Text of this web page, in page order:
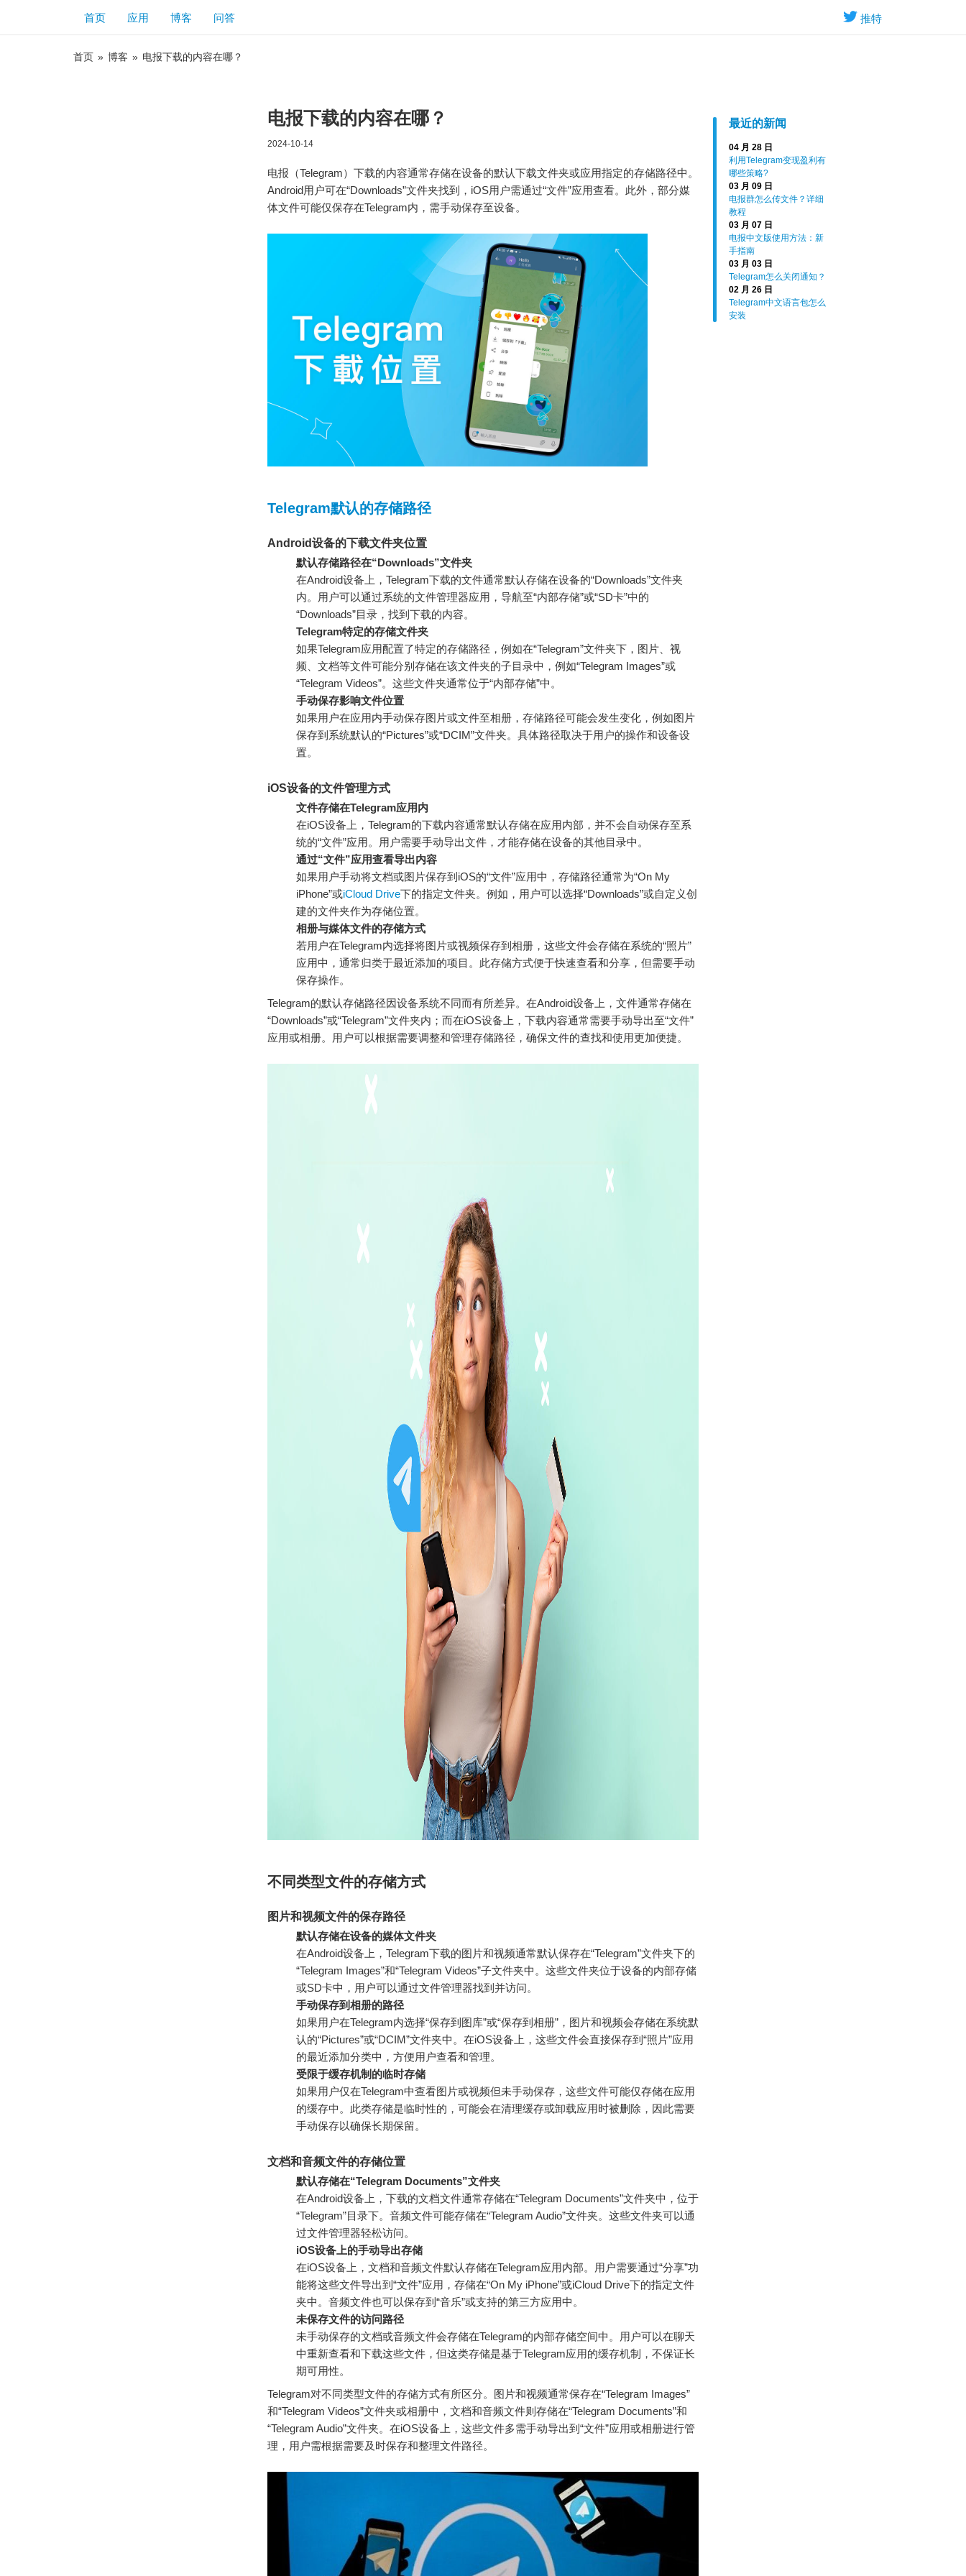
推特
首页 应用 博客 问答
首页 » 博客 » 电报下载的内容在哪？
最近的新闻
04 月 28 日
利用Telegram变现盈利有
哪些策略?
03 月 09 日
电报群怎么传文件？详细
教程
03 月 07 日
电报中文版使用方法：新
手指南
03 月 03 日
Telegram怎么关闭通知？
02 月 26 日
Telegram中文语言包怎么
安装
电报下载的内容在哪？
2024-10-14
电报（Telegram）下载的内容通常存储在设备的默认下载文件夹或应用指定的存储路径中。
Android用户可在“Downloads”文件夹找到，iOS用户需通过“文件”应用查看。此外，部分媒
体文件可能仅保存在Telegram内，需手动保存至设备。
Telegram默认的存储路径
Android设备的下载文件夹位置
默认存储路径在“Downloads”文件夹
在Android设备上，Telegram下载的文件通常默认存储在设备的“Downloads”文件夹
内。用户可以通过系统的文件管理器应用，导航至“内部存储”或“SD卡”中的
“Downloads”目录，找到下载的内容。
Telegram特定的存储文件夹
如果Telegram应用配置了特定的存储路径，例如在“Telegram”文件夹下，图片、视
频、文档等文件可能分别存储在该文件夹的子目录中，例如“Telegram Images”或
“Telegram Videos”。这些文件夹通常位于“内部存储”中。
手动保存影响文件位置
如果用户在应用内手动保存图片或文件至相册，存储路径可能会发生变化，例如图片
保存到系统默认的“Pictures”或“DCIM”文件夹。具体路径取决于用户的操作和设备设
置。
iOS设备的文件管理方式
文件存储在Telegram应用内
在iOS设备上，Telegram的下载内容通常默认存储在应用内部，并不会自动保存至系
统的“文件”应用。用户需要手动导出文件，才能存储在设备的其他目录中。
通过“文件”应用查看导出内容
如果用户手动将文档或图片保存到iOS的“文件”应用中，存储路径通常为“On My
iPhone”或iCloud Drive下的指定文件夹。例如，用户可以选择“Downloads”或自定义创
建的文件夹作为存储位置。
相册与媒体文件的存储方式
若用户在Telegram内选择将图片或视频保存到相册，这些文件会存储在系统的“照片”
应用中，通常归类于最近添加的项目。此存储方式便于快速查看和分享，但需要手动
保存操作。
Telegram的默认存储路径因设备系统不同而有所差异。在Android设备上，文件通常存储在
“Downloads”或“Telegram”文件夹内；而在iOS设备上，下载内容通常需要手动导出至“文件”
应用或相册。用户可以根据需要调整和管理存储路径，确保文件的查找和使用更加便捷。
不同类型文件的存储方式
图片和视频文件的保存路径
默认存储在设备的媒体文件夹
在Android设备上，Telegram下载的图片和视频通常默认保存在“Telegram”文件夹下的
“Telegram Images”和“Telegram Videos”子文件夹中。这些文件夹位于设备的内部存储
或SD卡中，用户可以通过文件管理器找到并访问。
手动保存到相册的路径
如果用户在Telegram内选择“保存到图库”或“保存到相册”，图片和视频会存储在系统默
认的“Pictures”或“DCIM”文件夹中。在iOS设备上，这些文件会直接保存到“照片”应用
的最近添加分类中，方便用户查看和管理。
受限于缓存机制的临时存储
如果用户仅在Telegram中查看图片或视频但未手动保存，这些文件可能仅存储在应用
的缓存中。此类存储是临时性的，可能会在清理缓存或卸载应用时被删除，因此需要
手动保存以确保长期保留。
文档和音频文件的存储位置
默认存储在“Telegram Documents”文件夹
在Android设备上，下载的文档文件通常存储在“Telegram Documents”文件夹中，位于
“Telegram”目录下。音频文件可能存储在“Telegram Audio”文件夹。这些文件夹可以通
过文件管理器轻松访问。
iOS设备上的手动导出存储
在iOS设备上，文档和音频文件默认存储在Telegram应用内部。用户需要通过“分享”功
能将这些文件导出到“文件”应用，存储在“On My iPhone”或iCloud Drive下的指定文件
夹中。音频文件也可以保存到“音乐”或支持的第三方应用中。
未保存文件的访问路径
未手动保存的文档或音频文件会存储在Telegram的内部存储空间中。用户可以在聊天
中重新查看和下载这些文件，但这类存储是基于Telegram应用的缓存机制，不保证长
期可用性。
Telegram对不同类型文件的存储方式有所区分。图片和视频通常保存在“Telegram Images”
和“Telegram Videos”文件夹或相册中，文档和音频文件则存储在“Telegram Documents”和
“Telegram Audio”文件夹。在iOS设备上，这些文件多需手动导出到“文件”应用或相册进行管
理，用户需根据需要及时保存和整理文件路径。